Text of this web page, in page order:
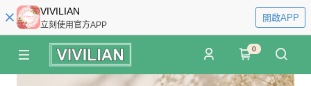
VIVILIAN
立刻使用官方APP
開啟APP
0